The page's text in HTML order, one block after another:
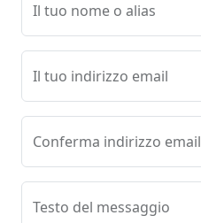
Il tuo nome o alias
Il tuo indirizzo email
Conferma indirizzo email
Testo del messaggio